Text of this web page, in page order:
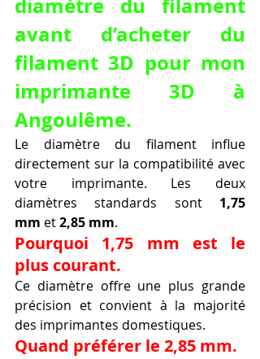
diamètre du filament
avant d’acheter du
filament 3D pour mon
imprimante 3D à
Angoulême.
Le diamètre du filament influe
directement sur la compatibilité avec
votre imprimante. Les deux
diamètres standards sont 1,75
mm et 2,85 mm.
Pourquoi 1,75 mm est le
plus courant.
Ce diamètre offre une plus grande
précision et convient à la majorité
des imprimantes domestiques.
Quand préférer le 2,85 mm.